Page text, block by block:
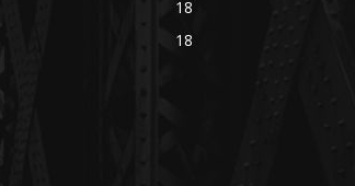
18
18